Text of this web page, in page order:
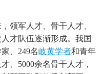
领军人才、骨干人才、
才队伍逐渐形成。我国
、249名岐黄学者和青年
、5000余名骨干人才，